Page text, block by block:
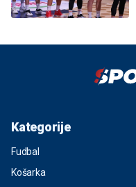
Kategorije
Fudbal
Košarka